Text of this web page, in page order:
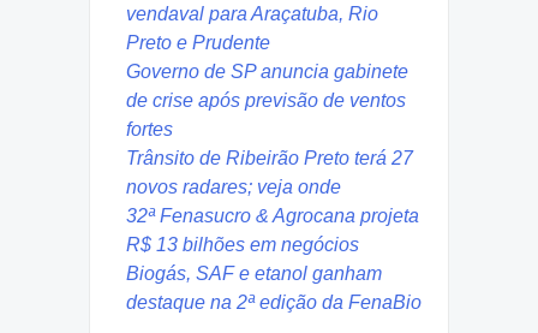
vendaval para Araçatuba, Rio
Preto e Prudente
Governo de SP anuncia gabinete
de crise após previsão de ventos
fortes
Trânsito de Ribeirão Preto terá 27
novos radares; veja onde
32ª Fenasucro & Agrocana projeta
R$ 13 bilhões em negócios
Biogás, SAF e etanol ganham
destaque na 2ª edição da FenaBio